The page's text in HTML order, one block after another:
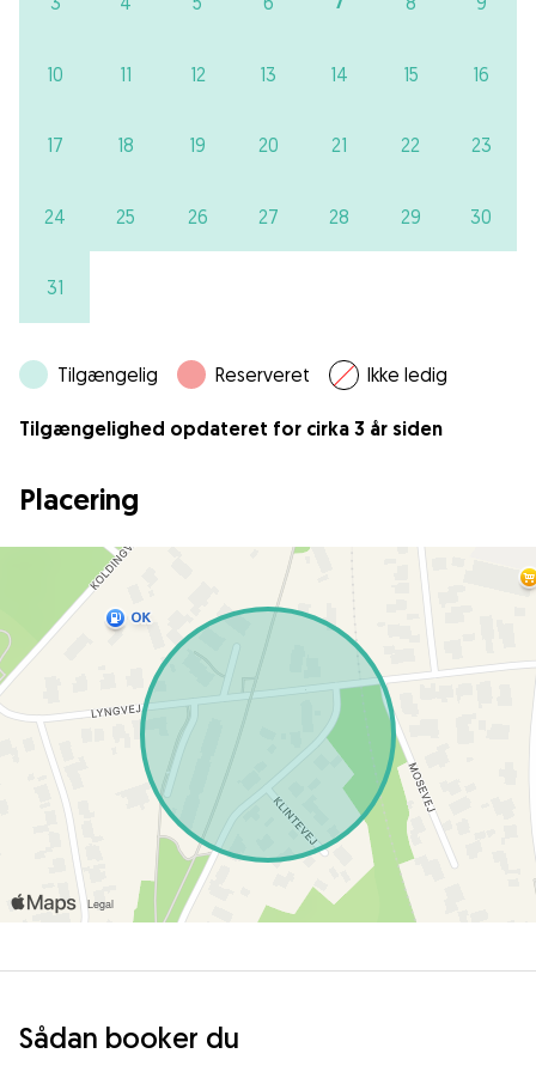
10 11 12 13 14 15 16
17 18 19 20 21 22 23
24 25 26 27 28 29 30
31
Tilgængelig Reserveret Ikke ledig
Tilgængelighed opdateret for cirka 3 år siden
Placering
Sådan booker du